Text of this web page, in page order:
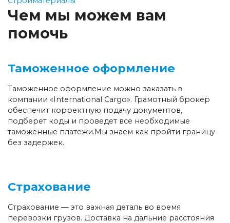
Чем мы можем вам
помочь
Таможенное оформление
Таможенное оформление можно заказать в
компании «International Cargo». Грамотный брокер
обеспечит корректную подачу документов,
подберет коды и проведет все необходимые
таможенные платежи.Мы знаем как пройти границу
без задержек.
Страхование
Страхование — это важная деталь во время
перевозки грузов. Доставка на дальние расстояния